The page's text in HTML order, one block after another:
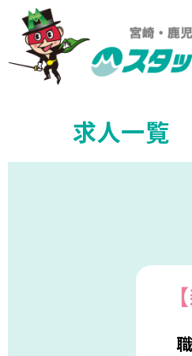
求人一覧